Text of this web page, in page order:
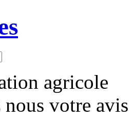
agricole
nous votre avis